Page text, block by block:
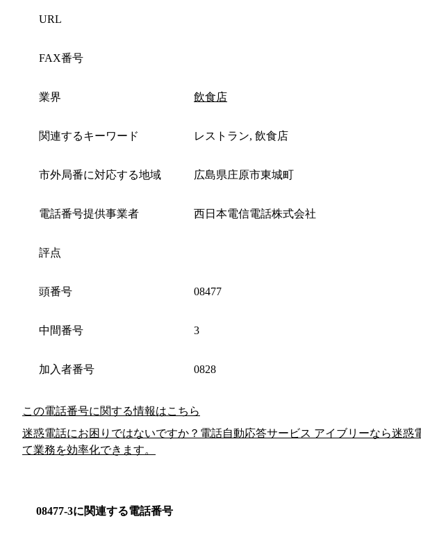
URL
FAX番号
業界 飲食店
関連するキーワード レストラン, 飲食店
市外局番に対応する地域 広島県庄原市東城町
電話番号提供事業者 西日本電信電話株式会社
評点
頭番号 08477
中間番号 3
加入者番号 0828
この電話番号に関する情報はこちら
迷惑電話にお困りではないですか？電話自動応答サービス アイブリーなら迷惑
て業務を効率化できます。
08477-3に関連する電話番号